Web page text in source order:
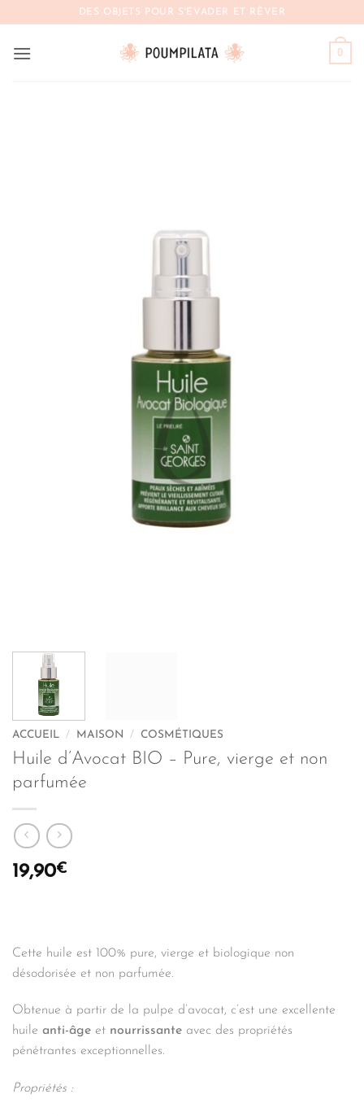
contenu
DES OBJETS POUR S'ÉVADER ET RÊVER
0
ACCUEIL / MAISON / COSMÉTIQUES
Huile d’Avocat BIO – Pure, vierge et non
parfumée
19,90€
Cette huile est 100% pure, vierge et biologique non
désodorisée et non parfumée.
Obtenue à partir de la pulpe d’avocat, c’est une excellente
huile anti-âge et nourrissante avec des propriétés
pénétrantes exceptionnelles.
Propriétés :